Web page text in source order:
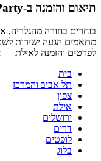
תיאום והזמנה ב-GoParty
בוחרים בחורה מהגלריה,
מתאמים הגעה ישירות
לפרטים והזמנה לאילת
בית
תל אביב והמרכז
צפון
אילת
ירושלים
דרום
לופטים
בלוג